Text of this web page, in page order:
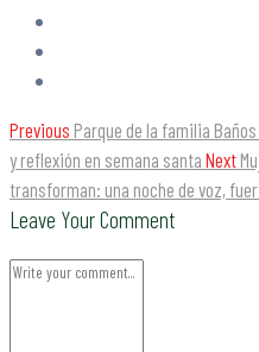
Previous Parque de la familia
y reflexión en semana santa Next
transforman: una noche de voz,
Leave Your Comment